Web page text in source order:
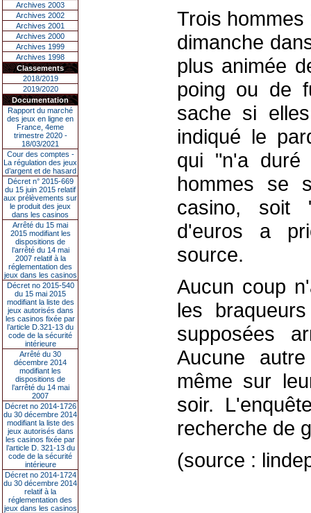
Archives 2003
Archives 2002
Archives 2001
Archives 2000
Archives 1999
Archives 1998
Classements
2018/2019
2019/2020
Documentation
Rapport du marché
des jeux en ligne en
France, 4eme
trimestre 2020 -
18/03/2021
Cour des comptes -
La régulation des jeux
d’argent et de hasard
Décret n° 2015-669
du 15 juin 2015 relatif
aux prélèvements sur
le produit des jeux
dans les casinos
Arrêté du 15 mai
2015 modifiant les
dispositions de
l’arrêté du 14 mai
2007 relatif à la
réglementation des
jeux dans les casinos
Décret no 2015-540
du 15 mai 2015
modifiant la liste des
jeux autorisés dans
les casinos fixée par
l’article D.321-13 du
code de la sécurité
intérieure
Arrêté du 30
décembre 2014
modifiant les
dispositions de
l’arrêté du 14 mai
2007
Décret no 2014-1726
du 30 décembre 2014
modifiant la liste des
jeux autorisés dans
les casinos fixée par
l’article D. 321-13 du
code de la sécurité
intérieure
Décret no 2014-1724
du 30 décembre 2014
relatif à la
réglementation des
jeux dans les casinos
Trois
dimanche
plus animée
poing ou de
sache si
indiqué le
qui "n'a duré
hommes se
casino, soit
d'euros a
source.
Aucun coup
les
supposées
Aucune
même sur
soir.
recherche de
(source :